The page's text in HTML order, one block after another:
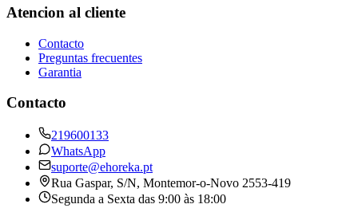
Atencion al cliente
Contacto
Preguntas frecuentes
Garantia
Contacto
219600133
WhatsApp
suporte@ehoreka.pt
Rua Gaspar, S/N, Montemor-o-Novo 2553-419
Segunda a Sexta das 9:00 às 18:00